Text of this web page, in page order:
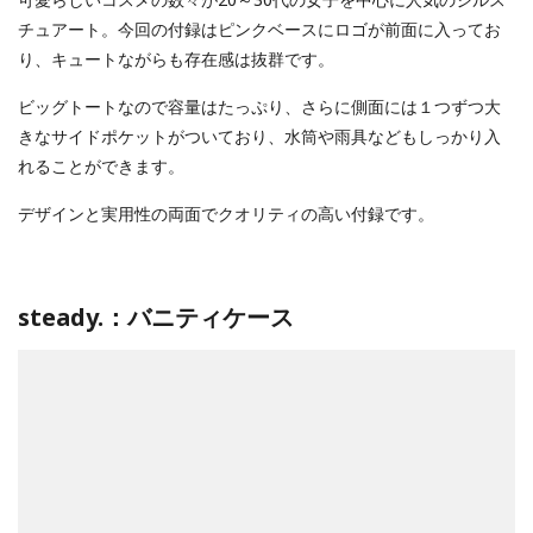
チュアート。今回の付録はピンクベースにロゴが前面に入ってお
り、キュートながらも存在感は抜群です。
ビッグトートなので容量はたっぷり、さらに側面には１つずつ大
きなサイドポケットがついており、水筒や雨具などもしっかり入
れることができます。
デザインと実用性の両面でクオリティの高い付録です。
steady.：バニティケース